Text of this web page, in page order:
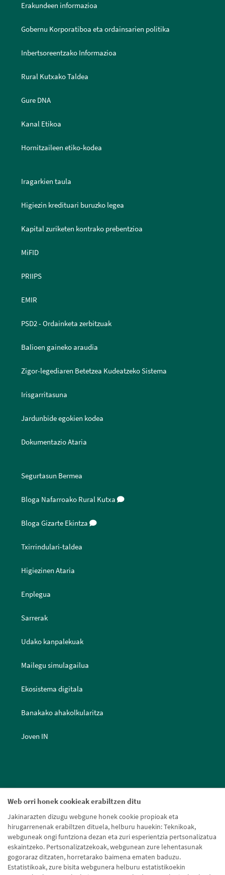
Web orri honek cookieak erabiltzen ditu
Jakinarazten dizugu webgune honek cookie propioak eta
hirugarrenenak erabiltzen dituela, helburu hauekin: Teknikoak,
webguneak ongi funtziona dezan eta zuri esperientzia pertsonalizatua
eskaintzeko. Pertsonalizatzekoak, webgunean zure lehentasunak
gogoraraz ditzaten, horretarako baimena ematen baduzu.
Estatistikoak, zure bisita webgunera helburu estatistikoekin
Erakundeen informazioa
Gobernu Korporatiboa eta ordainsarien politika
Inbertsoreentzako Informazioa
Rural Kutxako Taldea
Gure DNA
Kanal Etikoa
Hornitzaileen etiko-kodea
Iragarkien taula
Higiezin kredituari buruzko legea
Kapital zuriketen kontrako prebentzioa
MiFID
PRIIPS
EMIR
PSD2 - Ordainketa zerbitzuak
Balioen gaineko araudia
Zigor-legediaren Betetzea Kudeatzeko Sistema
Irisgarritasuna
Jardunbide egokien kodea
Dokumentazio Ataria
Segurtasun Bermea
Bloga Nafarroako Rural Kutxa
Bloga Gizarte Ekintza
Txirrindulari-taldea
Higiezinen Ataria
Enplegua
Sarrerak
Udako kanpalekuak
Mailegu simulagailua
Ekosistema digitala
Banakako ahakolkularitza
Joven IN